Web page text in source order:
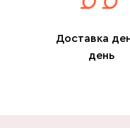
Доставка
день